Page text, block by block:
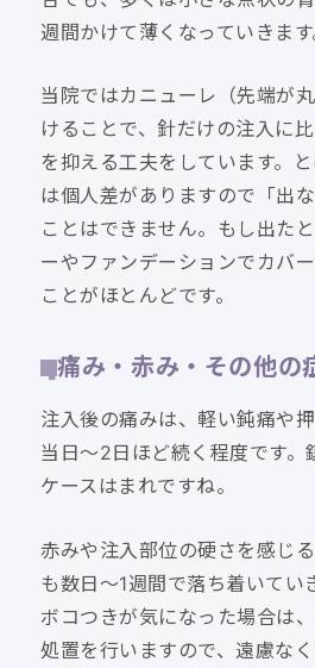
週間かけて薄くなっていきます
当院ではカニューレ（先端が
けることで、針だけの注入に
を抑える工夫をしています。
は個人差がありますので「出
ことはできません。もし出た
ーやファンデーションでカバ
ことがほとんどです。
痛み・赤み・その他の
注入後の痛みは、軽い鈍痛や
当日〜2日ほど続く程度です。
ケースはまれですね。
赤みや注入部位の硬さを感じ
も数日〜1週間で落ち着いてい
ボコつきが気になった場合は
処置を行いますので、遠慮な